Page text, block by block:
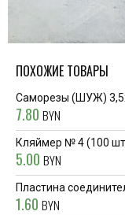
ПОХОЖИЕ ТОВАРЫ
Саморезы (ШУЖ)
7.80 BYN
Кляймер № 4 (100
5.00 BYN
Пластина
1.60 BYN